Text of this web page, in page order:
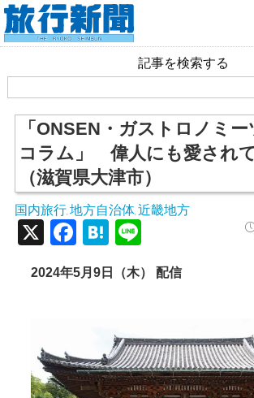
記事を検索する
「ONSEN・ガストロノミ
コラム」 偉人にも愛され
（滋賀県大津市）
国内旅行 地方自治体, 近畿地方
X Facebook
Hatena
2024年5月9日（木） 配信